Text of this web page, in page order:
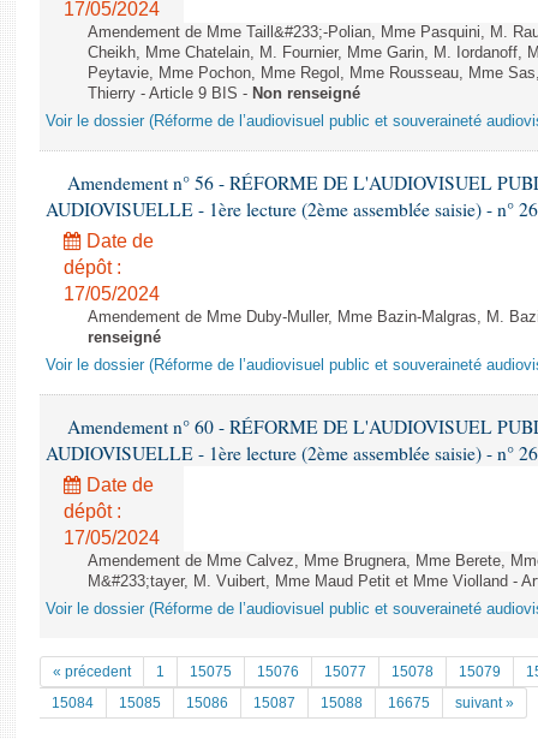
17/05/2024
Amendement de Mme Taill&#233;-Polian, Mme Pasquini, M.
Cheikh, Mme Chatelain, M. Fournier, Mme Garin, M. Iordanoff,
Peytavie, Mme Pochon, Mme Regol, Mme Rousseau, Mme
Thierry - Article 9 BIS - Non renseigné
Voir le dossier (Réforme de l’audiovisuel public et souveraineté
Amendement n° 56 - RÉFORME DE L'AUDIOVISUEL
AUDIOVISUELLE - 1ère lecture (2ème assemblée saisie) - n°
Date de
dépôt :
17/05/2024
Amendement de Mme Duby-Muller, Mme Bazin-Malgras, M.
renseigné
Voir le dossier (Réforme de l’audiovisuel public et souveraineté
Amendement n° 60 - RÉFORME DE L'AUDIOVISUEL
AUDIOVISUELLE - 1ère lecture (2ème assemblée saisie) - n°
Date de
dépôt :
17/05/2024
Amendement de Mme Calvez, Mme Brugnera, Mme Berete,
M&#233;tayer, M. Vuibert, Mme Maud Petit et Mme Violland -
Voir le dossier (Réforme de l’audiovisuel public et souveraineté
« précedent 1 15075 15076 15077 15078 15079
15084
15085 15086 15087 15088 16675 suivant »